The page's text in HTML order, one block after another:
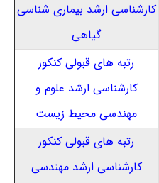
کارشناسی ارشد بیماری شناسی
گیاهی
رتبه های قبولی کنکور
کارشناسی ارشد علوم و
مهندسی محیط زیست
رتبه های قبولی کنکور
کارشناسی ارشد مهندسی